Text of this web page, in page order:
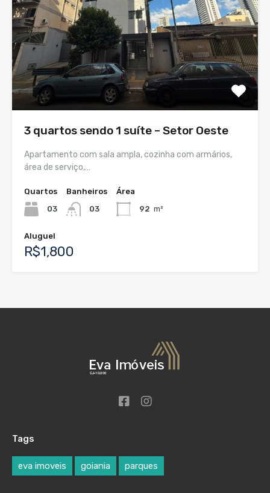
3 quartos sendo 1 suíte – Setor Oeste
Apartamento com sala ampla, cozinha com armários,
área de serviço,…
Quartos
03
Banheiros
03
Área
92 m²
Aluguel
R$1,800
Tags
eva imoveis goiania parques